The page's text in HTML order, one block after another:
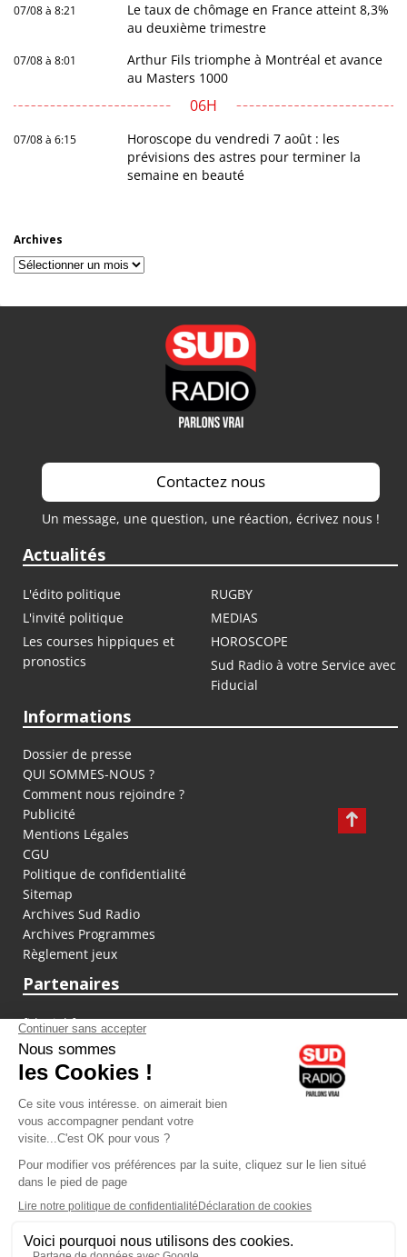
07/08 à 8:21
Le taux de chômage en France atteint 8,3%
au deuxième trimestre
07/08 à 8:01
Arthur Fils triomphe à Montréal et avance
au Masters 1000
06H
07/08 à 6:15
Horoscope du vendredi 7 août : les
prévisions des astres pour terminer la
semaine en beauté
Archives
Archives
Contactez nous
Un message, une question, une réaction, écrivez nous !
Actualités
L'édito politique
RUGBY
L'invité politique
MEDIAS
Les courses hippiques et
pronostics
HOROSCOPE
Sud Radio à votre Service avec
Fiducial
Informations
Dossier de presse
QUI SOMMES-NOUS ?
Comment nous rejoindre ?
Publicité
Mentions Légales
CGU
Politique de confidentialité
Sitemap
Archives Sud Radio
Archives Programmes
Règlement jeux
Partenaires
fiducial.fr
lyoncapitale.fr
olympique-et-lyonnais.com
L'application Iphone / Android
Téléchargez l'application
Les cookies
Gestion des cookies